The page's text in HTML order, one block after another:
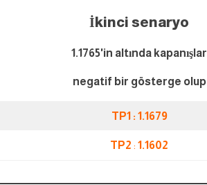
İkinci senaryo
1.1765'in altında kapanışlar
negatif bir gösterge olup
TP1 : 1.1679
TP2 : 1.1602